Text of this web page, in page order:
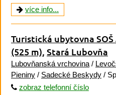
více info...
Turistická ubytovna
(525 m), Stará Lubovňa
Lubovňanská vrchovina /
Pieniny / Sadecké Beskydy /
zobraz telefonní číslo